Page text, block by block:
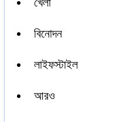
বিনোদন
লাইফস্টাইল
আরও